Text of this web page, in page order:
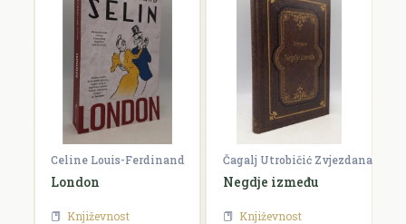
Celine Louis-Ferdinand
London
Književnost
Čagalj Utrobičić Zvjezdana
Negdje između
Književnost